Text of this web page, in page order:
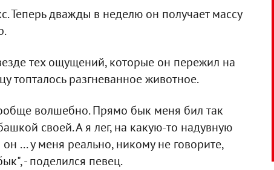
Теперь дважды в неделю он получает массу
тех ощущений, которые он пережил на
топталось разгневанное животное.
волшебно. Прямо бык меня бил так
своей. А я лег, на какую-то надувную
... у меня реально, никому не говорите,
- поделился певец.